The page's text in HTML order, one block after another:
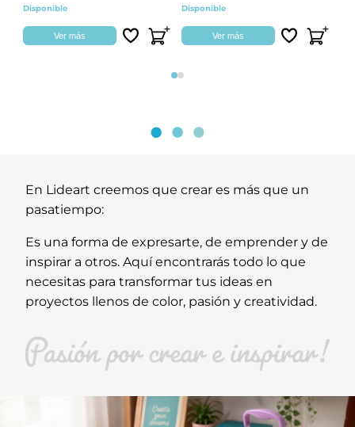
Disponible
Ver más
Disponible
Ver más
Página 1
Página 2
En Lideart creemos que crear es más que un
pasatiempo:
Es una forma de expresarte, de emprender y de
inspirar a otros. Aquí encontrarás todo lo que
necesitas para transformar tus ideas en
proyectos llenos de color, pasión y creatividad.